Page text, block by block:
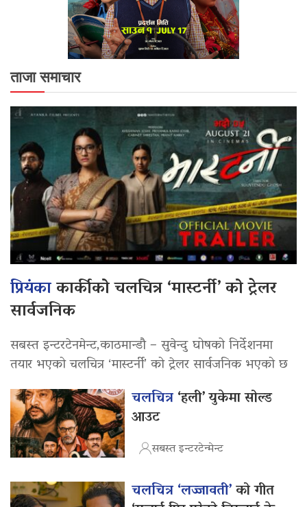
ताजा समाचार
प्रियंकाकार्कीको चलचित्र ‘मास्टर्नी’ को ट्रेलर
सार्वजनिक
सबस्त इन्टरटेनमेन्ट,काठमान्डौ – सुवेन्दु घोषको निर्देशनमा
तयार भएको चलचित्र ‘मास्टर्नी’ को ट्रेलर सार्वजनिक भएको छ
चलचित्र‘हली’ युकेमा सोल्ड
आउट
सबस्त इन्टरटेन्मेन्ट
चलचित्र ‘लज्जावती’को गीत